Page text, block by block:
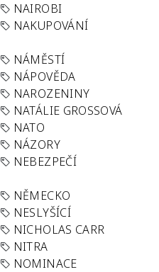
NAIROBI
NAKUPOVÁNÍ
NÁMĚSTÍ
NÁPOVĚDA
NAROZENINY
NATÁLIE GROSSOVÁ
NATO
NÁZORY
NEBEZPEČÍ
NĚMECKO
NESLYŠÍCÍ
NICHOLAS CARR
NITRA
NOMINACE